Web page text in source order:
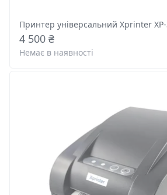
Принтер універсальний Xprinter
4 500 ₴
Немає в наявності